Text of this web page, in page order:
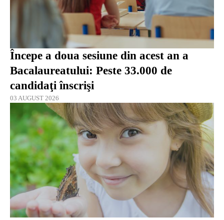
Începe a doua sesiune din acest an a
Bacalaureatului: Peste 33.000 de
candidaţi înscrişi
03 AUGUST 2026